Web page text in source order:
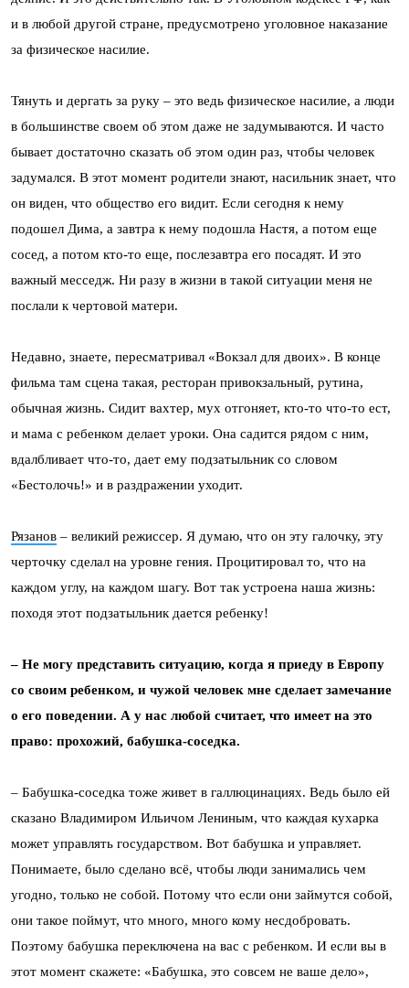
и в любой другой стране, предусмотрено уголовное наказание
за физическое насилие.
Тянуть и дергать за руку – это ведь физическое насилие, а люди
в большинстве своем об этом даже не задумываются. И часто
бывает достаточно сказать об этом один раз, чтобы человек
задумался. В этот момент родители знают, насильник знает, что
он виден, что общество его видит. Если сегодня к нему
подошел Дима, а завтра к нему подошла Настя, а потом еще
сосед, а потом кто-то еще, послезавтра его посадят. И это
важный месседж. Ни разу в жизни в такой ситуации меня не
послали к чертовой матери.
Недавно, знаете, пересматривал «Вокзал для двоих». В конце
фильма там сцена такая, ресторан привокзальный, рутина,
обычная жизнь. Сидит вахтер, мух отгоняет, кто-то что-то ест,
и мама с ребенком делает уроки. Она садится рядом с ним,
вдалбливает что-то, дает ему подзатыльник со словом
«Бестолочь!» и в раздражении уходит.
Рязанов – великий режиссер. Я думаю, что он эту галочку, эту
черточку сделал на уровне гения. Процитировал то, что на
каждом углу, на каждом шагу. Вот так устроена наша жизнь:
походя этот подзатыльник дается ребенку!
– Не могу представить ситуацию, когда я приеду в Европу
со своим ребенком, и чужой человек мне сделает замечание
о его поведении. А у нас любой считает, что имеет на это
право: прохожий, бабушка-соседка.
– Бабушка-соседка тоже живет в галлюцинациях. Ведь было ей
сказано Владимиром Ильичом Лениным, что каждая кухарка
может управлять государством. Вот бабушка и управляет.
Понимаете, было сделано всё, чтобы люди занимались чем
угодно, только не собой. Потому что если они займутся собой,
они такое поймут, что много, много кому несдобровать.
Поэтому бабушка переключена на вас с ребенком. И если вы в
этот момент скажете: «Бабушка, это совсем не ваше дело»,